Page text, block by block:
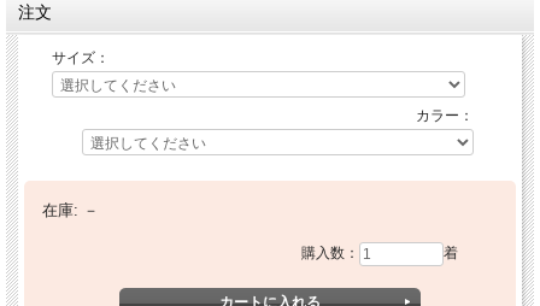
注文
サイズ：
カラー：
在庫: －
購入数： 着